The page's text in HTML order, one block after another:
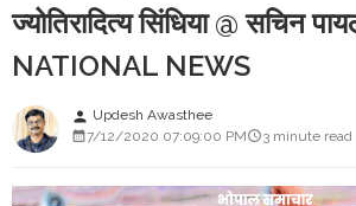
ज्योतिरादित्य सिंधिया @ सचिन
NATIONAL NEWS
person Updesh Awasthee
7/12/2020 07:09:00 PM
3 minute read